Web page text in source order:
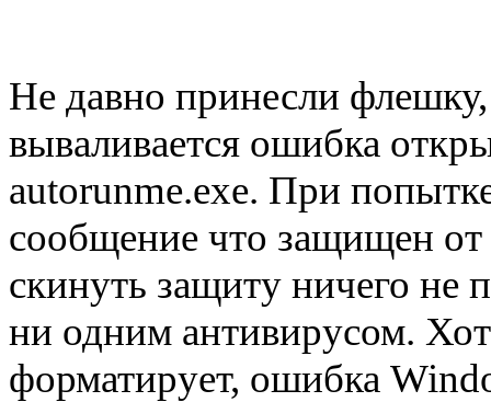
Не давно принесли
вываливается ошибка
autorunme.exe. При
сообщение что защищен от
скинуть защиту ничего не
ни одним антивирусом.
форматирует, ошибка